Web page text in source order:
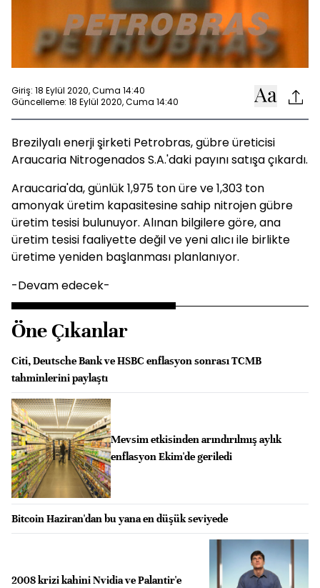
Giriş: 18 Eylül 2020, Cuma 14:40
Güncelleme: 18 Eylül 2020, Cuma 14:40
Brezilyalı enerji şirketi Petrobras, gübre üreticisi
Araucaria Nitrogenados S.A.'daki payını satışa çıkardı.
Araucaria'da, günlük 1,975 ton üre ve 1,303 ton
amonyak üretim kapasitesine sahip nitrojen gübre
üretim tesisi bulunuyor. Alınan bilgilere göre, ana
üretim tesisi faaliyette değil ve yeni alıcı ile birlikte
üretime yeniden başlanması planlanıyor.
-Devam edecek-
Öne Çıkanlar
Citi, Deutsche Bank ve HSBC enflasyon sonrası TCMB
tahminlerini paylaştı
Mevsim etkisinden arındırılmış aylık
enflasyon Ekim'de geriledi
Bitcoin Haziran'dan bu yana en düşük seviyede
2008 krizi kahini Nvidia ve Palantir'e